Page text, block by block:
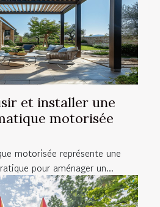
et installer une
motorisée
motorisée représente une
pour aménager un...